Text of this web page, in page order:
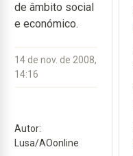
de âmbito social
e económico.
14 de nov. de 2008,
14:16
Autor:
Lusa/AOonline